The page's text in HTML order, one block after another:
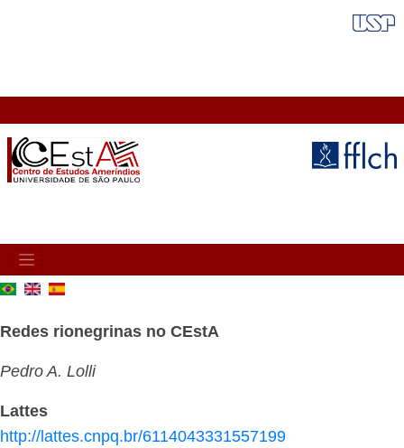
MAIN
NAVIGATION
Redes rionegrinas no CEstA
Pedro A. Lolli
Lattes
http://lattes.cnpq.br/6114043331557199